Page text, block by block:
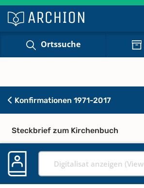
Ortssuche
Konfirmationen 1971-2017
Steckbrief zum Kirchenbuch
Digitalisat anzeigen